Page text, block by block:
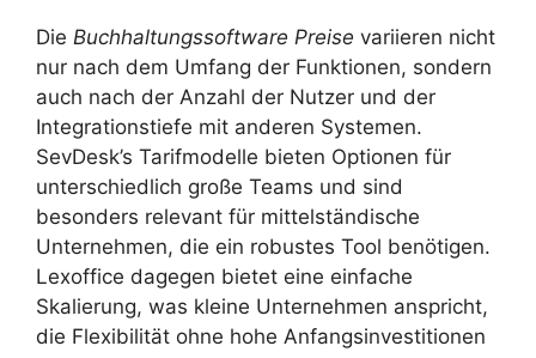
Die Buchhaltungssoftware Preise variieren nicht
nur nach dem Umfang der Funktionen, sondern
auch nach der Anzahl der Nutzer und der
Integrationstiefe mit anderen Systemen.
SevDesk’s Tarifmodelle bieten Optionen für
unterschiedlich große Teams und sind
besonders relevant für mittelständische
Unternehmen, die ein robustes Tool benötigen.
Lexoffice dagegen bietet eine einfache
Skalierung, was kleine Unternehmen anspricht,
die Flexibilität ohne hohe Anfangsinvestitionen